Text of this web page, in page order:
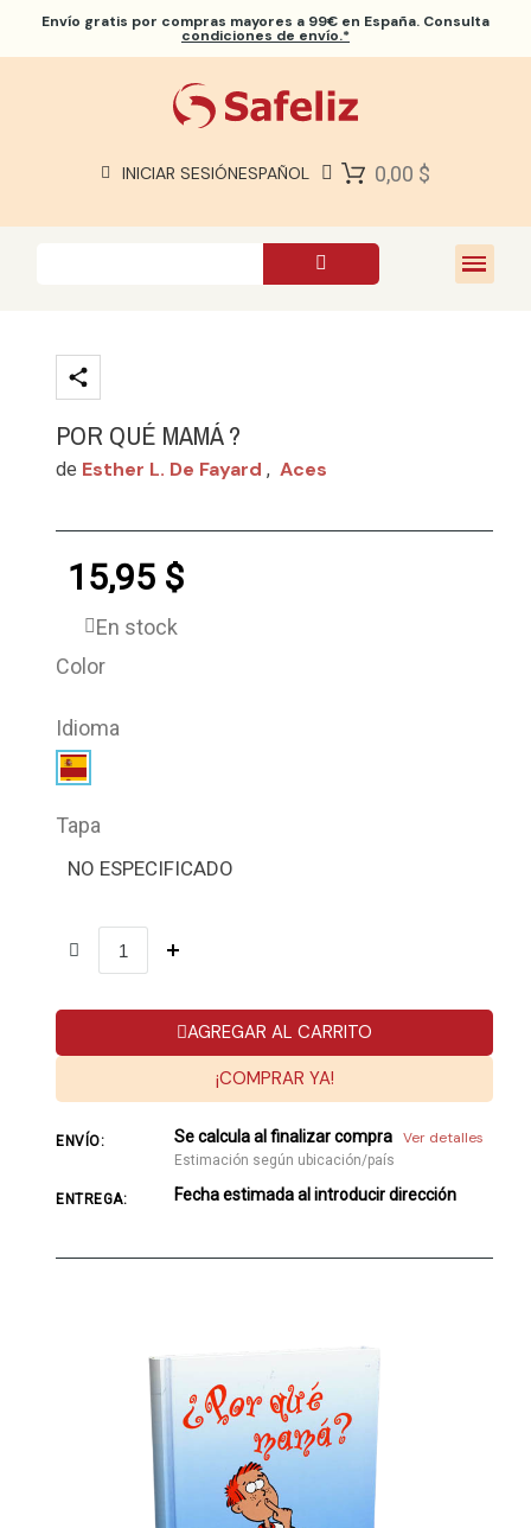
Envío gratis por compras mayores a 99€ en España. Consulta
condiciones de envío.*
INICIAR SESIÓNESPAÑOL 0,00 $
POR QUÉ MAMÁ ?
de Esther L. De Fayard , Aces
15,95 $
En stock
Color
Idioma
Tapa
NO ESPECIFICADO
AGREGAR AL CARRITO
¡COMPRAR YA!
ENVÍO: Se calcula al finalizar compra Ver detalles
Estimación según ubicación/país
ENTREGA: Fecha estimada al introducir dirección